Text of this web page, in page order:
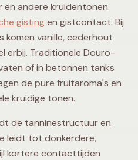
en andere kruidentonen
gistingen gistcontact. Bij
komen vanille, cederhout
erbij. Traditionele Douro-
of in betonnen tanks
de pure fruitaroma's en
kruidige tonen.
de tanninestructuur en
leidt tot donkerdere,
kortere contacttijden